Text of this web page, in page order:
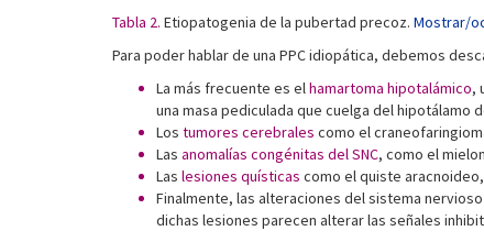
Tabla 2. Etiopatogenia de la pubertad precoz. Mostrar/
Para poder hablar de una PPC idiopática, debemos
La más frecuente es elhamartoma hipotalámico,
una masa pediculada que cuelga del hipotálamo
Los tumores cerebrales como el
Las anomalías congénitas del SNC, como el
Las lesiones quísticas como el quiste
Finalmente, las alteraciones del sistema
dichas lesiones parecen alterar las señales